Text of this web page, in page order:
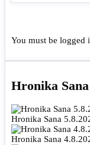
You must be logged
Hronika Sana
Hronika Sana
Hronika Sana